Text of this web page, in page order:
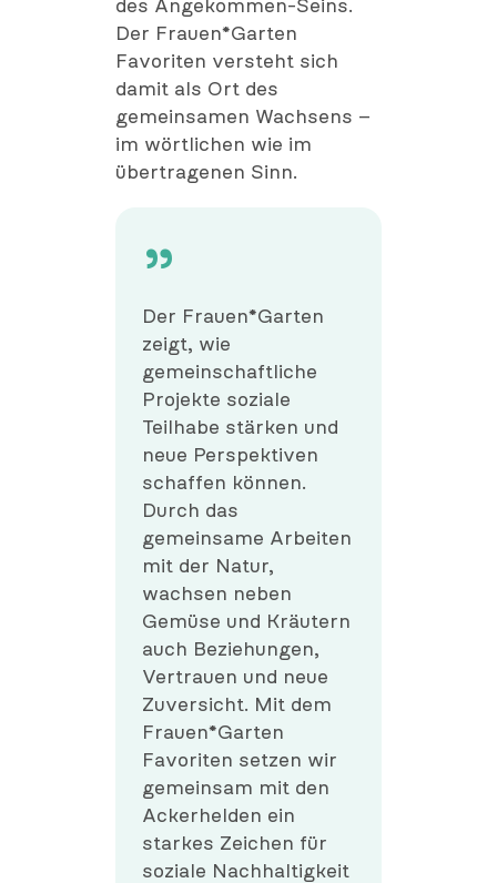
des Angekommen-Seins.
Der Frauen*Garten
Favoriten versteht sich
damit als Ort des
gemeinsamen Wachsens –
im wörtlichen wie im
übertragenen Sinn.
Der Frauen*Garten
zeigt, wie
gemeinschaftliche
Projekte soziale
Teilhabe stärken und
neue Perspektiven
schaffen können.
Durch das
gemeinsame Arbeiten
mit der Natur,
wachsen neben
Gemüse und Kräutern
auch Beziehungen,
Vertrauen und neue
Zuversicht. Mit dem
Frauen*Garten
Favoriten setzen wir
gemeinsam mit den
Ackerhelden ein
starkes Zeichen für
soziale Nachhaltigkeit